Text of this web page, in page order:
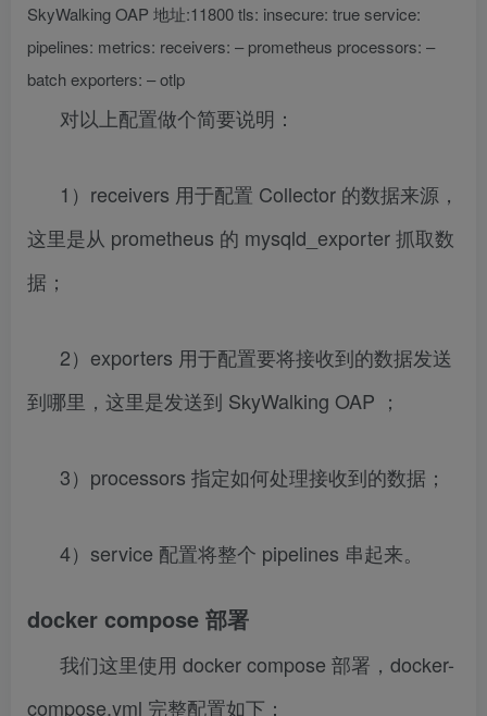
SkyWalking OAP 地址:11800 tls: insecure: true service:
pipelines: metrics: receivers: – prometheus processors: –
batch exporters: – otlp
对以上配置做个简要说明：
1）receivers 用于配置 Collector 的数据来源，
这里是从 prometheus 的 mysqld_exporter 抓取数
据；
2）exporters 用于配置要将接收到的数据发送
到哪里，这里是发送到 SkyWalking OAP ；
3）processors 指定如何处理接收到的数据；
4）service 配置将整个 pipelines 串起来。
docker compose 部署
我们这里使用 docker compose 部署，docker-
compose.yml 完整配置如下：